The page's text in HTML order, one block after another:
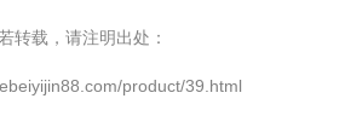
转载，请注明出处：
product/39.html